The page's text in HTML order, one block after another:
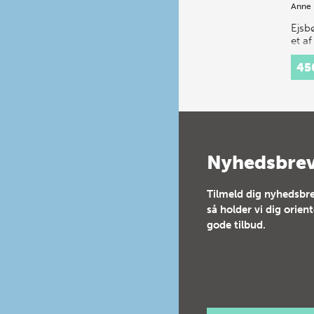
Anne
et af
Tilmeld dig
så holder vi dig
gode tilbud.